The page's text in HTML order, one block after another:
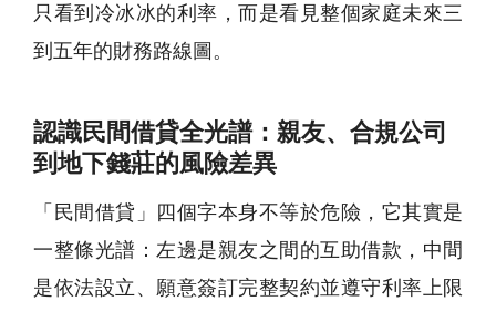
只看到冷冰冰的利率，而是看見整個家庭未來三
到五年的財務路線圖。
認識民間借貸全光譜：親友、合規公司
到地下錢莊的風險差異
「民間借貸」四個字本身不等於危險，它其實是
一整條光譜：左邊是親友之間的互助借款，中間
是依法設立、願意簽訂完整契約並遵守利率上限